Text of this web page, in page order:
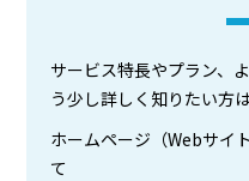
サービス特長やプラン、
う少し詳しく知りたい方
ホームページ（Webサイ
て